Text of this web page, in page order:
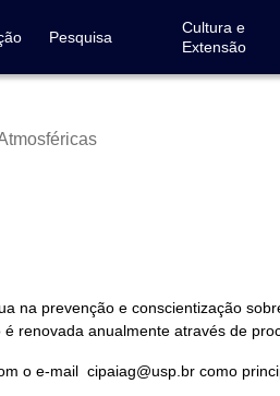
Pesquisa
Cultura e
Extensão
na prevenção e conscientização
é renovada anualmente através de
o e-mail cipaiag@usp.br como